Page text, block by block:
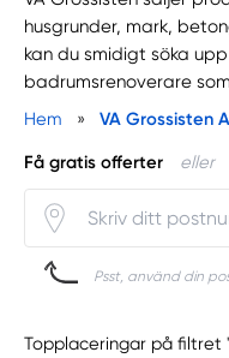
husgrunder, mark,
kan du smidigt söka
badrumsrenoverare
Hem
» VA Grossisten
Få gratis offerter eller
Psst, använd din
Topplaceringar på filtret